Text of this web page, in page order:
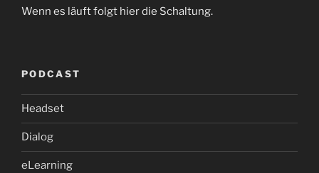
Wenn es läuft folgt hier die Schaltung.
PODCAST
Headset
Dialog
eLearning